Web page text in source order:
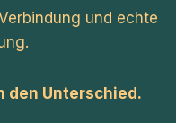
und echte
den Unterschied.